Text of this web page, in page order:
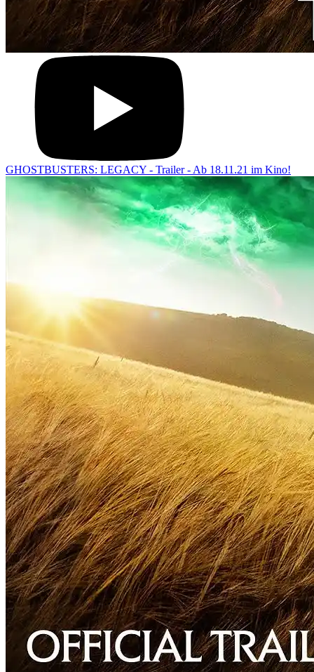
GHOSTBUSTERS: LEGACY - Trailer - Ab 18.11.21 im Kino!